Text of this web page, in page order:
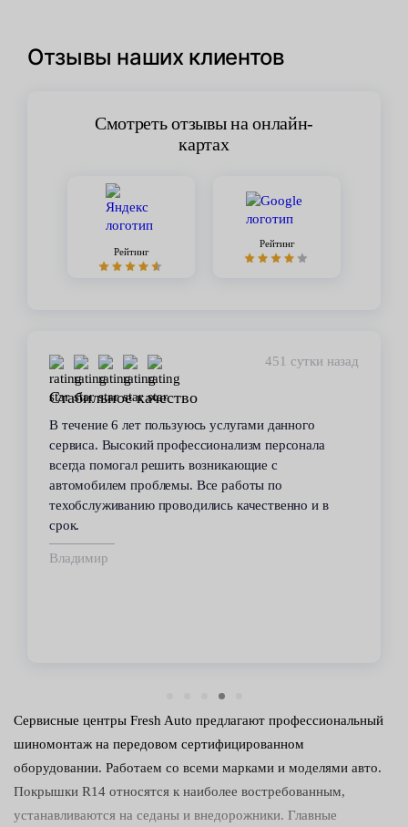
Отзывы наших клиентов
Смотреть отзывы на онлайн-
картах
Рейтинг
Рейтинг
451 сутки назад
Стабильное качество
В течение 6 лет пользуюсь услугами данного
сервиса. Высокий профессионализм персонала
всегда помогал решить возникающие с
автомобилем проблемы. Все работы по
техобслуживанию проводились качественно и в
срок.
Владимир
Сервисные центры Fresh Auto предлагают профессиональный
шиномонтаж на передовом сертифицированном
оборудовании. Работаем со всеми марками и моделями авто.
Покрышки R14 относятся к наиболее востребованным,
устанавливаются на седаны и внедорожники. Главные